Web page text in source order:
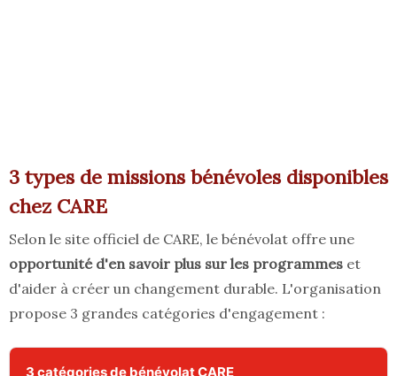
3 types de missions bénévoles disponibles
chez CARE
Selon le site officiel de CARE, le bénévolat offre une
opportunité d'en savoir plus sur les programmes et
d'aider à créer un changement durable. L'organisation
propose 3 grandes catégories d'engagement :
3 catégories de bénévolat CARE